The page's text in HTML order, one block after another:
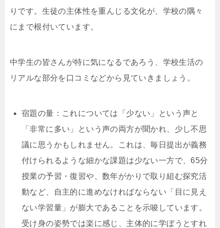
りです。生徒の主体性を重んじる文化が、学校の隅々
にまで根付いています。
中学生の皆さんが特に気になるであろう、学校生活の
リアルな部分を口コミなどから見ていきましょう。
宿題の量：これについては「少ない」という声と
「非常に多い」という声の両方が聞かれ、少し不思
議に思うかもしれません。これは、毎日提出が義務
付けられるような細かな課題は少ない一方で、65分
授業の予習・復習や、数年がかりで取り組む探究活
動など、自主的に進めなければならない「目に見え
ない学習量」が膨大であることを示唆しています。
受け身の姿勢では楽に感じ、主体的に学ぼうとすれ